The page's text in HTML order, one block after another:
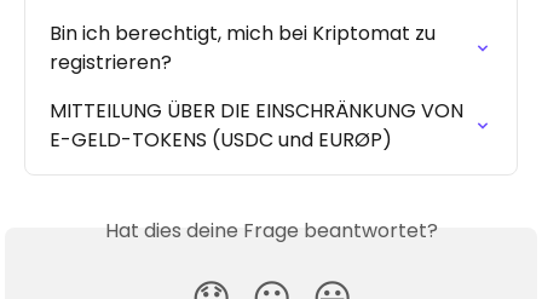
Bin ich berechtigt, mich bei Kriptomat zu
registrieren?
MITTEILUNG ÜBER DIE EINSCHRÄNKUNG VON
E-GELD-TOKENS (USDC und EURØP)
Hat dies deine Frage beantwortet?